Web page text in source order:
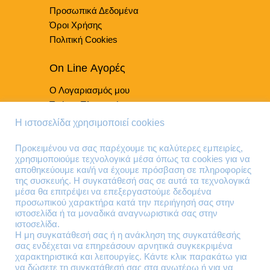
σελίδα
του
προϊόντος
Προσωπικά Δεδομένα
Όροι Χρήσης
Πολιτική Cookies
On Line Αγορές
Ο Λογαριασμός μου
Τρόποι Πληρωμής
Τρόποι Παράδοσης
Τηλέφωνα Επικοινωνίας
210 41 13 636
210 41 13 280
Διεύθυνση
Θηβών 220
Άγιος Ιωάννης
Η ιστοσελίδα χρησιμοποιεί cookies
Προκειμένου να σας παρέχουμε τις καλύτερες εμπειρίες,
χρησιμοποιούμε τεχνολογικά μέσα όπως τα cookies για να
αποθηκεύουμε και/ή να έχουμε πρόσβαση σε πληροφορίες
της συσκευής. Η συγκατάθεσή σας σε αυτά τα τεχνολογικά
μέσα θα επιτρέψει να επεξεργαστούμε δεδομένα
προσωπικού χαρακτήρα κατά την περιήγησή σας στην
ιστοσελίδα ή τα μοναδικά αναγνωριστικά σας στην
ιστοσελίδα.
Η μη συγκατάθεσή σας ή η ανάκληση της συγκατάθεσής
σας ενδέχεται να επηρεάσουν αρνητικά συγκεκριμένα
χαρακτηριστικά και λειτουργίες. Κάντε κλικ παρακάτω για
να δώσετε τη συγκατάθεσή σας στα ανωτέρω ή για να